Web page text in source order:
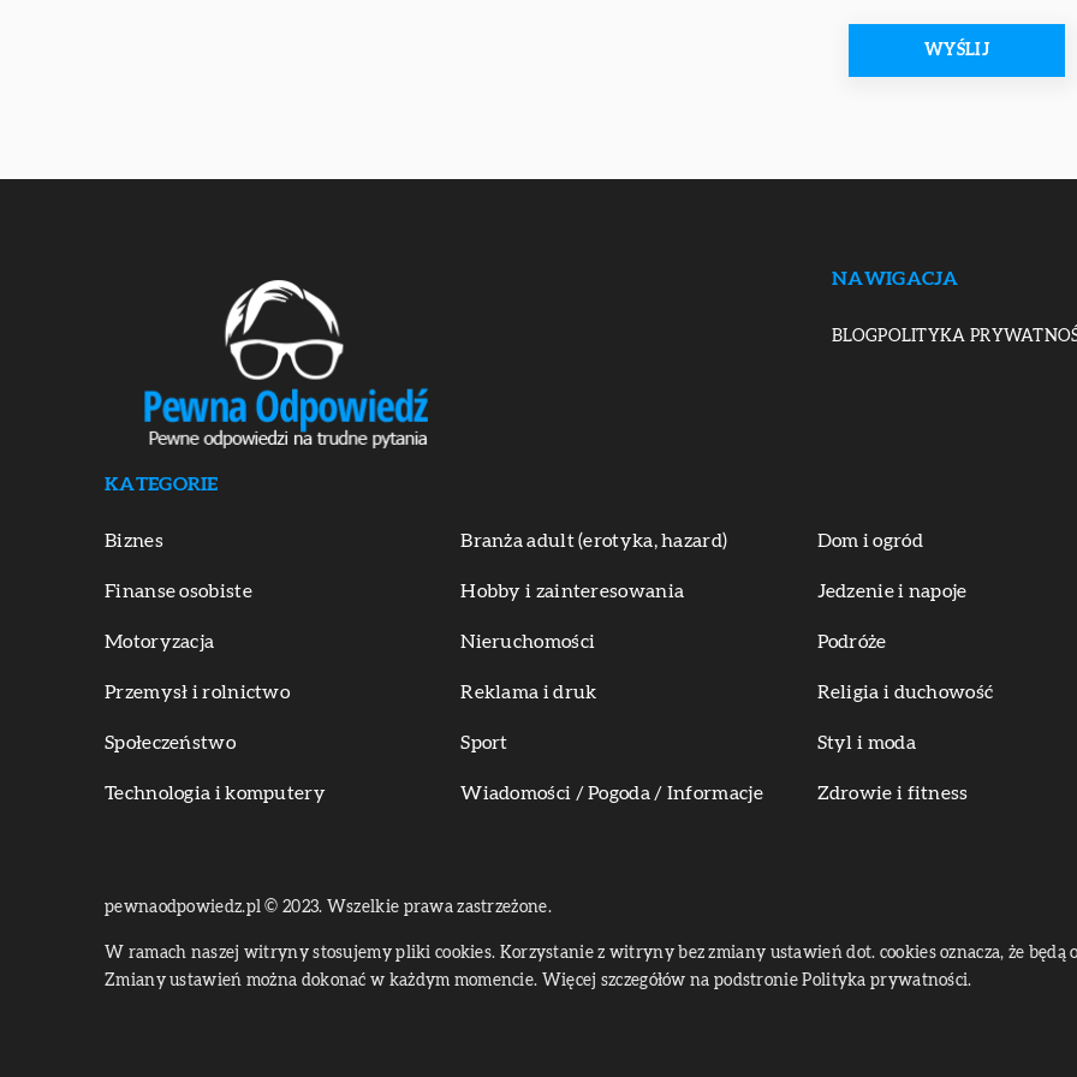
NAWIGACJA
BLOGPOLITYKA
KATEGORIE
Biznes Branża adult (erotyka, hazard) Dom i ogród
Finanse osobiste Hobby i zainteresowania Jedzenie i napoje
Motoryzacja Nieruchomości Podróże
Przemysł i rolnictwo Reklama i druk Religia i duchowość
Społeczeństwo Sport Styl i moda
Technologia i komputery Wiadomości / Pogoda / Informacje Zdrowie i fitness
pewnaodpowiedz.pl © 2023. Wszelkie prawa zastrzeżone.
W ramach naszej witryny stosujemy pliki cookies. Korzystanie z witryny bez zmiany ustawień dot. cookies oznacza, że będą
Zmiany ustawień można dokonać w każdym momencie. Więcej szczegółów na podstroniePolityka prywatności.